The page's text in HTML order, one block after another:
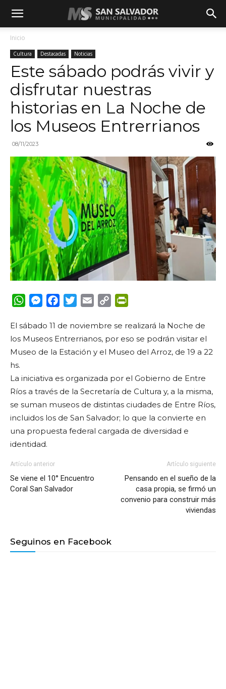
Inicio
Cultura Destacadas Noticias
Este sábado podrás vivir y
disfrutar nuestras
historias en La Noche de
los Museos Entrerrianos
08/11/2023
WhatsApp
Messenger
FacebookTwitterEmail Copy
El sábado 11 de noviembre se realizará la Noche de
los Museos Entrerrianos, por eso se podrán visitar el
Museo de la Estación y el Museo del Arroz, de 19 a 22
hs.
La iniciativa es organizada por el Gobierno de Entre
Ríos a través de la Secretaría de Cultura y, a la misma,
se suman museos de distintas ciudades de Entre Ríos,
incluidos los de San Salvador; lo que la convierte en
una propuesta federal cargada de diversidad e
identidad.
Artículo anterior
Se viene el 10° Encuentro
Coral San Salvador
Artículo siguiente
Pensando en el sueño de la
casa propia, se firmó un
convenio para construir más
viviendas
Seguinos en Facebook